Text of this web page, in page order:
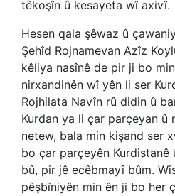
têkoşîn û kesayeta wî axivî.
Hesen qala şêwaz û
Şehîd Rojnamevan Azîz
kêliya nasînê de pir ji bo
nirxandinên wî yên li ser
Rojhilata Navîn rû didin û
Kurdan ya li çar parçeyan û
netew, bala min kişand ser
bo çar parçeyên Kurdistanê
bû, pir jê ecêbmayî bûm.
pêşbîniyên min ên ji bo her